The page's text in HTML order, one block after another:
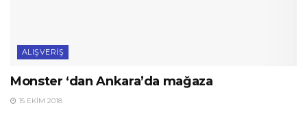
ALIŞVERIŞ
Monster ‘dan Ankara’da mağaza
15 EKIM 2018